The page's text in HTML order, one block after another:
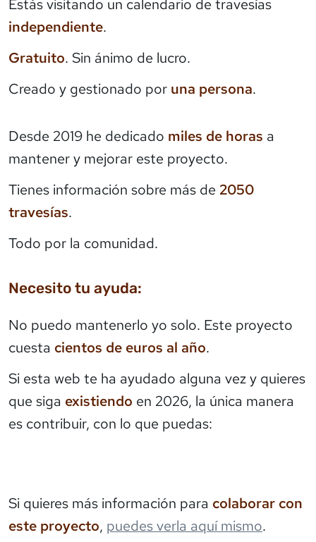
Estás visitando un calendario de travesías
independiente.
Gratuito. Sin ánimo de lucro.
Creado y gestionado por una persona.
Desde 2019 he dedicado miles de horas a
mantener y mejorar este proyecto.
Tienes información sobre más de 2050
travesías.
Todo por la comunidad.
Necesito tu ayuda:
No puedo mantenerlo yo solo. Este proyecto
cuesta cientos de euros al año.
Si esta web te ha ayudado alguna vez y quieres
que siga existiendo en 2026, la única manera
es contribuir, con lo que puedas:
Si quieres más información para colaborar con
este proyecto, puedes verla aquí mismo.